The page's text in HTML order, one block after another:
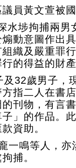
員黃文萱被國
水埗拘捕兩男
動意圖作出
織及嚴重罪
的得益的財產
32歲男子，
指二人在書
刊物，有言
」的作品。
資助。
一鳴等人，亦
捕。